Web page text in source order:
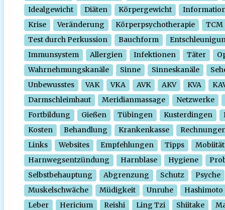
Idealgewicht
Diäten Körpergewicht
Krise
Veränderung Körperpsychotherapie
TCM
Test durch Perkussion
Bauchform
Immunsystem
Allergien Infektionen Täter
Wahrnehmungskanäle
Sinne Sinneskanäle
Unbewusstes
VAK VKA AVK AKV KVA
Darmschleimhaut
Meridianmassage
Netzwerke
Fortbildung
Gießen Tübingen Kusterdingen
Kosten
Behandlung Krankenkasse
Links
Websites Empfehlungen Tipps
Mobiität
Harnwegsentzündung
Harnblase Hygiene
Selbstbehauptung
Abgrenzung Schutz
Psyche
Muskelschwäche
Müdigkeit Unruhe
Hashimoto
Leber
Hericium Reishi Ling Tzi Shiitake